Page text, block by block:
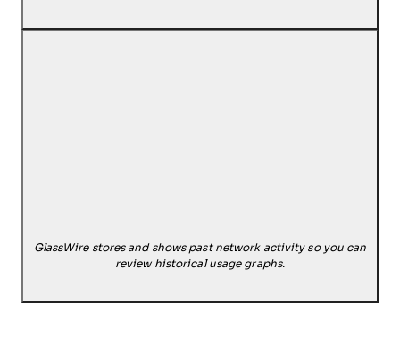
GlassWire stores and shows past network activity so you can
review historical usage graphs.